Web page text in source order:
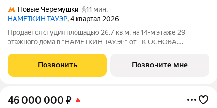
Новые Черёмушки
11 мин.
НАМЕТКИН ТАУЭР, 4 квартал 2026
Продается студия площадью 26.7 кв.м. на 14-м этаже 29
этажного дома в "НАМЕТКИН ТАУЭР" от ГК ОСНОВА.
обслуживанием, располагается в районе Черёмушки на Юго-
Западе Москвы. Архитектура от
Позвонить Позвоните мне
46 000 000 ₽